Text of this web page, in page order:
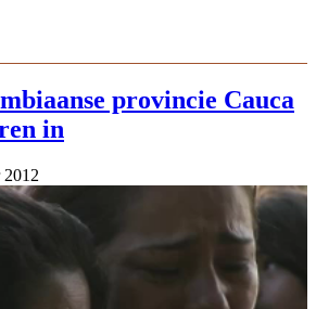
provincie Cauca
in
2012